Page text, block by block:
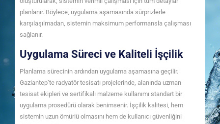
planlanır. Böylece, uygulama aşamasında sürprizlerle
karşılaşılmadan, sistemin maksimum performansla çalışması
sağlanır.
Uygulama Süreci ve Kaliteli İşçilik
Planlama sürecinin ardından uygulama aşamasına geçilir.
Gaziantep’te radyatör tesisatı projelerinde, alanında uzman
tesisat ekipleri ve sertifikalı malzeme kullanımı standart bir
uygulama prosedürü olarak benimsenir. İşçilik kalitesi, hem
sistemin uzun ömürlü olmasını hem de kullanıcı güvenliğini